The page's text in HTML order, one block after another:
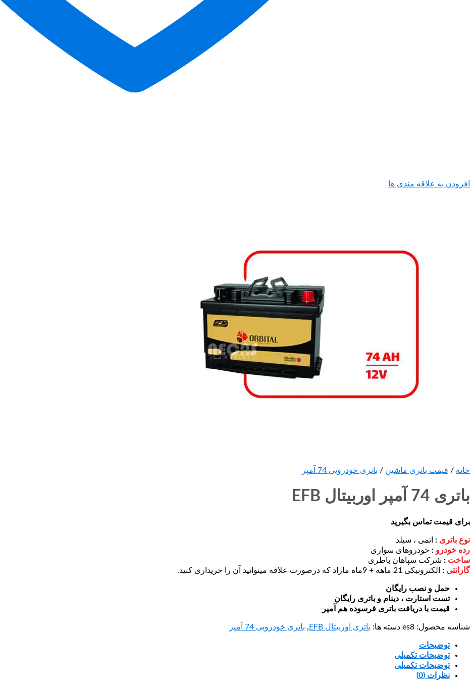
افزودن به علاقه مندی ها
خانه / قیمت باتری ماشین / باتری خودرویی 74 آمپر
باتری 74 آمپر اوربیتال EFB
برای قیمت تماس بگیرید
نوع باتری : اتمی ، سیلد
رده خودرو : خودروهای سواری
ساخت : شرکت سپاهان باطری
گارانتی : الکترونیکی 21 ماهه + 9ماه مازاد که درصورت علاقه میتوانید آن را خریداری کنید.
حمل و نصب رایگان
تست استارت ، دینام و باتری رایگان
قیمت با دریافت باتری فرسوده هم آمپر
شناسه محصول: es8 دسته ها: باتری اوربیتال EFB , باتری خودرویی 74 آمپر
توضیحات
توضیحات تکمیلی
توضیحات تکمیلی
نظرات (0)